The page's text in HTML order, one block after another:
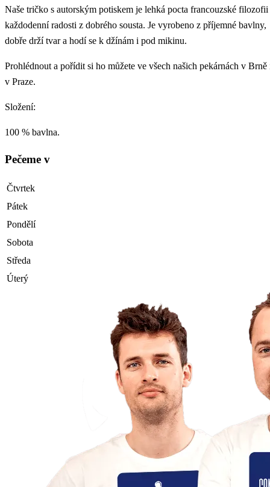
Naše tričko s autorským potiskem je lehká pocta francouzské
každodenní radosti z dobrého sousta. Je vyrobeno z příjemné bavlny,
dobře drží tvar a hodí se k džínám i pod mikinu.
Prohlédnout a pořídit si ho můžete ve všech našich pekárnách v Brně
v Praze.
Složení:
100 % bavlna.
Pečeme v
Čtvrtek
Pátek
Pondělí
Sobota
Středa
Úterý